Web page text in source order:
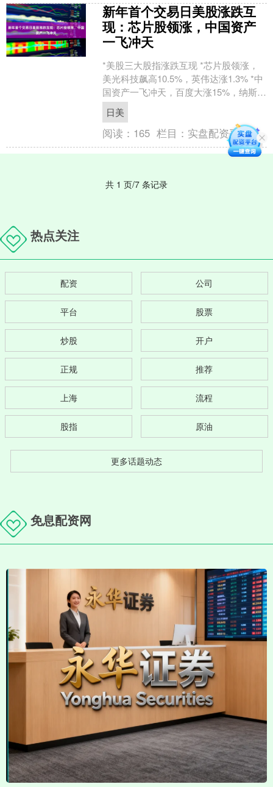
新年首个交易日美股涨跌互
现：芯片股领涨，中国资产
一飞冲天
*美股三大股指涨跌互现 *芯片股领涨，
美光科技飙高10.5%，英伟达涨1.3% *中
国资产一飞冲天，百度大涨15%，纳斯达
克中国金龙指数飙高4.4% 新年首个交....
日美
阅读： 165 栏目： 实盘配资平台
共 1 页/7 条记录
热点关注
配资 公司
平台 股票
炒股 开户
正规 推荐
上海 流程
股指 原油
更多话题动态
免息配资网